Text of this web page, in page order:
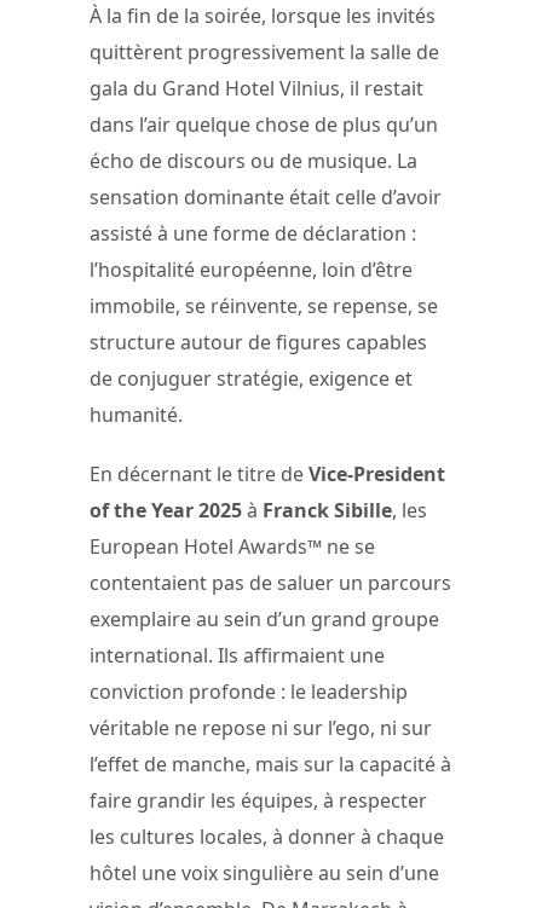
À la fin de la soirée, lorsque les invités
quittèrent progressivement la salle de
gala du Grand Hotel Vilnius, il restait
dans l’air quelque chose de plus qu’un
écho de discours ou de musique. La
sensation dominante était celle d’avoir
assisté à une forme de déclaration :
l’hospitalité européenne, loin d’être
immobile, se réinvente, se repense, se
structure autour de figures capables
de conjuguer stratégie, exigence et
humanité.
En décernant le titre deVice-President
of the Year 2025à Franck Sibille, les
European Hotel Awards™ ne se
contentaient pas de saluer un parcours
exemplaire au sein d’un grand groupe
international. Ils affirmaient une
conviction profonde : le leadership
véritable ne repose ni sur l’ego, ni sur
l’effet de manche, mais sur la capacité à
faire grandir les équipes, à respecter
les cultures locales, à donner à chaque
hôtel une voix singulière au sein d’une